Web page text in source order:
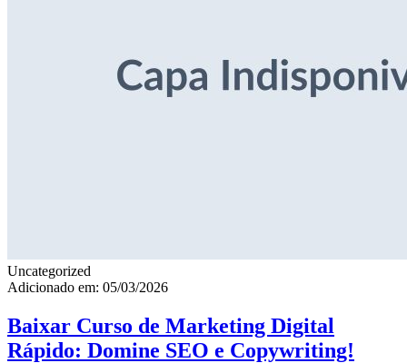
Uncategorized
Adicionado em: 05/03/2026
Baixar Curso de Marketing Digital
Rápido: Domine SEO e Copywriting!